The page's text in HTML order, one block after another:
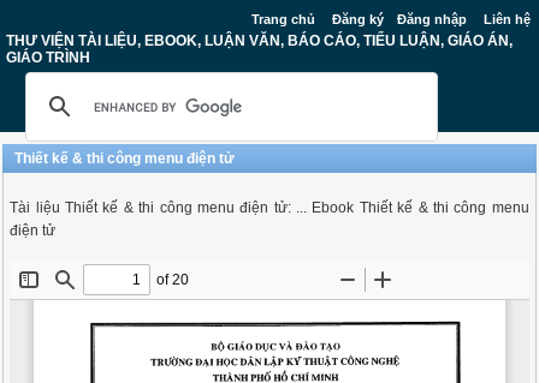
Trang chủ Đăng ký Đăng nhập Liên hệ
THƯ VIỆN TÀI LIỆU, EBOOK, LUẬN VĂN, BÁO CÁO, TIỂU LUẬN, GIÁO ÁN,
GIÁO TRÌNH
Thiết kế & thi công menu điện tử
Tài liệu Thiết kế & thi công menu điện tử: ... Ebook Thiết kế & thi công menu
điện tử